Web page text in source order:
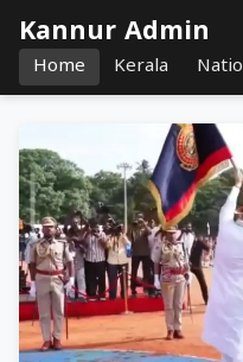
Kannur Admin
Home Kerala